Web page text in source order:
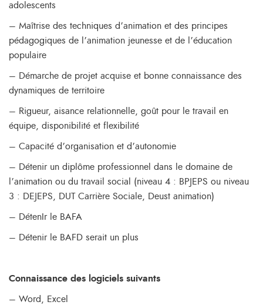
adolescents
– Maîtrise des techniques d’animation et des principes
pédagogiques de l’animation jeunesse et de l’éducation
populaire
– Démarche de projet acquise et bonne connaissance des
dynamiques de territoire
– Rigueur, aisance relationnelle, goût pour le travail en
équipe, disponibilité et flexibilité
– Capacité d’organisation et d’autonomie
– Détenir un diplôme professionnel dans le domaine de
l’animation ou du travail social (niveau 4 : BPJEPS ou niveau
3 : DEJEPS, DUT Carrière Sociale, Deust animation)
– DétenIr le BAFA
– Détenir le BAFD serait un plus
Connaissance des logiciels suivants
– Word, Excel